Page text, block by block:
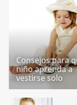
Consejos para
niño aprenda a
vestirse solo